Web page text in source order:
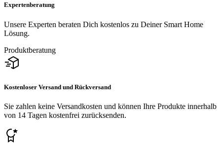
Expertenberatung
Unsere Experten beraten Dich kostenlos zu Deiner Smart Home
Lösung.
Produktberatung
Kostenloser Versand und Rückversand
Sie zahlen keine Versandkosten und können Ihre Produkte innerhalb
von 14 Tagen kostenfrei zurücksenden.